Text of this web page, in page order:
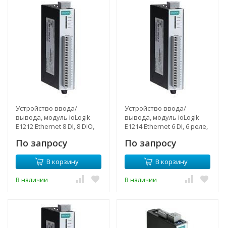
Устройство ввода/
вывода, модуль ioLogik
E1212 Ethernet 8 DI, 8 DIO,
По запросу
В корзину
В наличии
Устройство ввода/
вывода, модуль ioLogik
E1214 Ethernet 6 DI, 6 реле,
По запросу
В корзину
В наличии